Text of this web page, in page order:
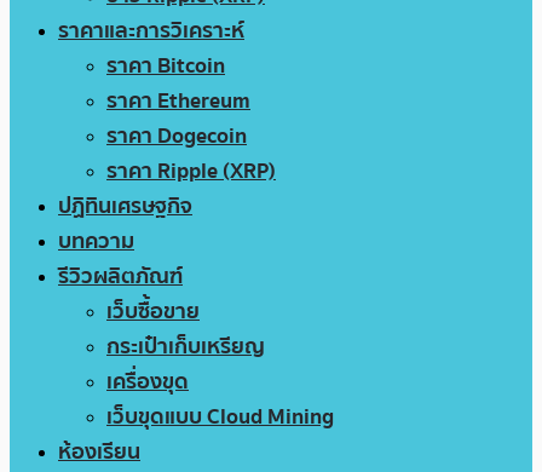
ราคาและการวิเคราะห์
ราคา Bitcoin
ราคา Ethereum
ราคา Dogecoin
ราคา Ripple (XRP)
ปฏิทินเศรษฐกิจ
บทความ
รีวิวผลิตภัณฑ์
เว็บซื้อขาย
กระเป๋าเก็บเหรียญ
เครื่องขุด
เว็บขุดแบบ Cloud Mining
ห้องเรียน